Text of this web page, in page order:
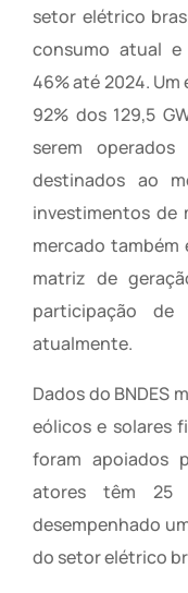
setor elétrico
consumo atual
46% até 2024.
92% dos 129,5
serem
destinados ao
investimentos de
mercado também
matriz de
participação
atualmente.
Dados do BNDES
eólicos e solares
foram apoiados
atores têm 25
desempenhado
do setor elétrico